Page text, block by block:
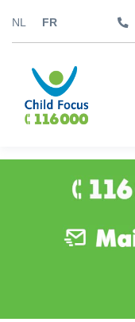
NL FR